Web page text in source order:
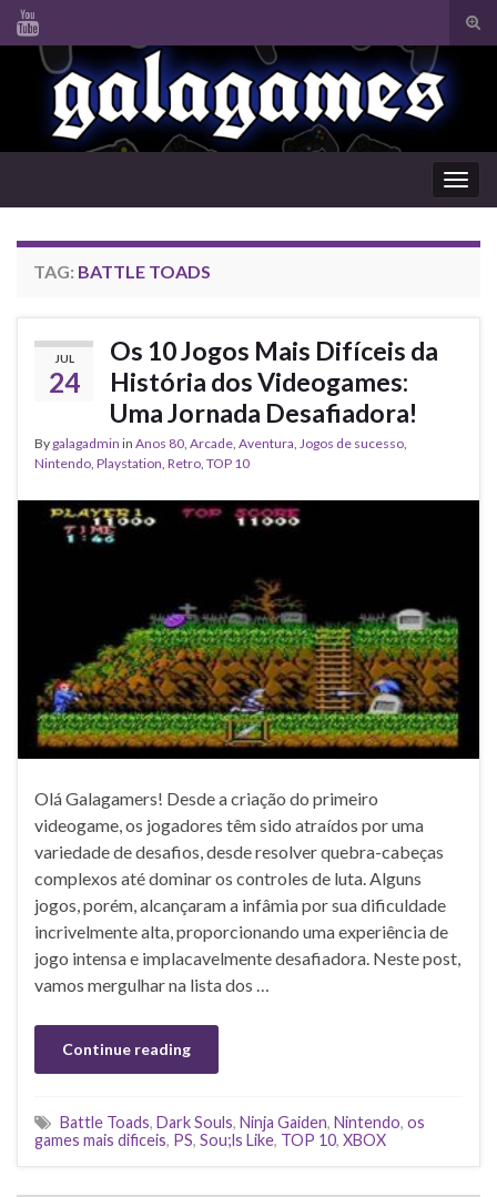
Search for:
TAG: BATTLE TOADS
JUL
24
Os 10 Jogos Mais Difíceis da
História dos Videogames:
Uma Jornada Desafiadora!
By galagadmin in Anos 80 Arcade Aventura Jogos de sucesso
Nintendo Playstation Retro TOP 10
Olá Galagamers! Desde a criação do primeiro
videogame, os jogadores têm sido atraídos por uma
variedade de desafios, desde resolver quebra-cabeças
complexos até dominar os controles de luta. Alguns
jogos, porém, alcançaram a infâmia por sua dificuldade
incrivelmente alta, proporcionando uma experiência de
jogo intensa e implacavelmente desafiadora. Neste post,
vamos mergulhar na lista dos …
Continue reading
Battle Toads, Dark Souls, Ninja Gaiden, Nintendo, os
games mais dificeis, PS, Sou;ls Like, TOP 10, XBOX